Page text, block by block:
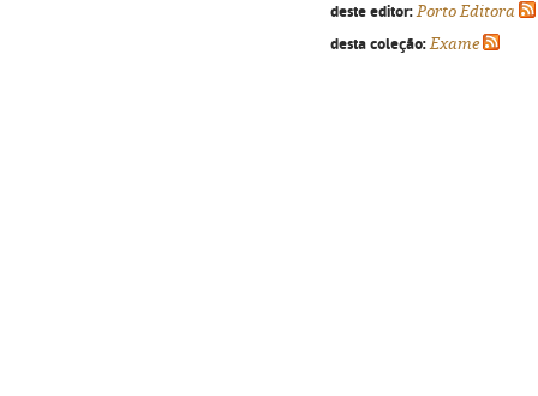
deste editor: Porto Editora
desta coleção: Exame